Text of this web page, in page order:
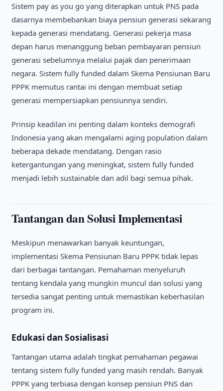
Sistem pay as you go yang diterapkan untuk PNS pada
dasarnya membebankan biaya pensiun generasi sekarang
kepada generasi mendatang. Generasi pekerja masa
depan harus menanggung beban pembayaran pensiun
generasi sebelumnya melalui pajak dan penerimaan
negara. Sistem fully funded dalam Skema Pensiunan Baru
PPPK memutus rantai ini dengan membuat setiap
generasi mempersiapkan pensiunnya sendiri.
Prinsip keadilan ini penting dalam konteks demografi
Indonesia yang akan mengalami aging population dalam
beberapa dekade mendatang. Dengan rasio
ketergantungan yang meningkat, sistem fully funded
menjadi lebih sustainable dan adil bagi semua pihak.
Tantangan dan Solusi Implementasi
Meskipun menawarkan banyak keuntungan,
implementasi Skema Pensiunan Baru PPPK tidak lepas
dari berbagai tantangan. Pemahaman menyeluruh
tentang kendala yang mungkin muncul dan solusi yang
tersedia sangat penting untuk memastikan keberhasilan
program ini.
Edukasi dan Sosialisasi
Tantangan utama adalah tingkat pemahaman pegawai
tentang sistem fully funded yang masih rendah. Banyak
PPPK yang terbiasa dengan konsep pensiun PNS dan